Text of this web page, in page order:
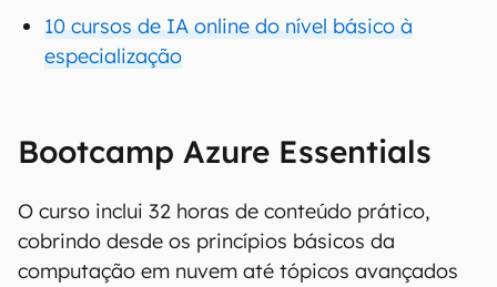
10 cursos de IA online do nível básico à
especialização
Bootcamp Azure Essentials
O curso inclui 32 horas de conteúdo prático,
cobrindo desde os princípios básicos da
computação em nuvem até tópicos avançados